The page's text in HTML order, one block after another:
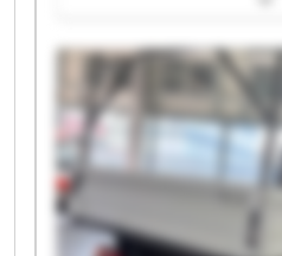
Cargobull Trailer Store Lille
Store Lille Schmitz Cargobull
Schmitz Cargobull Trailer
Cargobull Trailer Store Lille
Store Lille Schmitz
Schmitz Cargobull Trailer
Cargobull Trailer Store Lille
Store Lille Schmitz
Schmitz Cargobull Trailer